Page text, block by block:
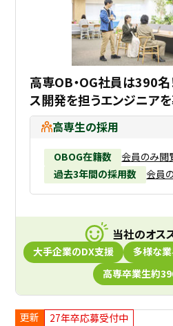
高専OB・OG社員は390
ス開発を担うエンジニアを
高専生の採用
OBOG在籍数
会員のみ閲
過去3年間の採用数
会員
当社のオス
⼤⼿企業のDX支援
多様な
高専卒業生約
更新
27年卒応募受付中